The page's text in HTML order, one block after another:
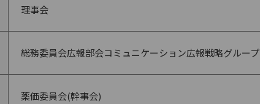
理事会
総務委員会広報部会コミュニケーション広報戦略グループ
薬価委員会(幹事会)